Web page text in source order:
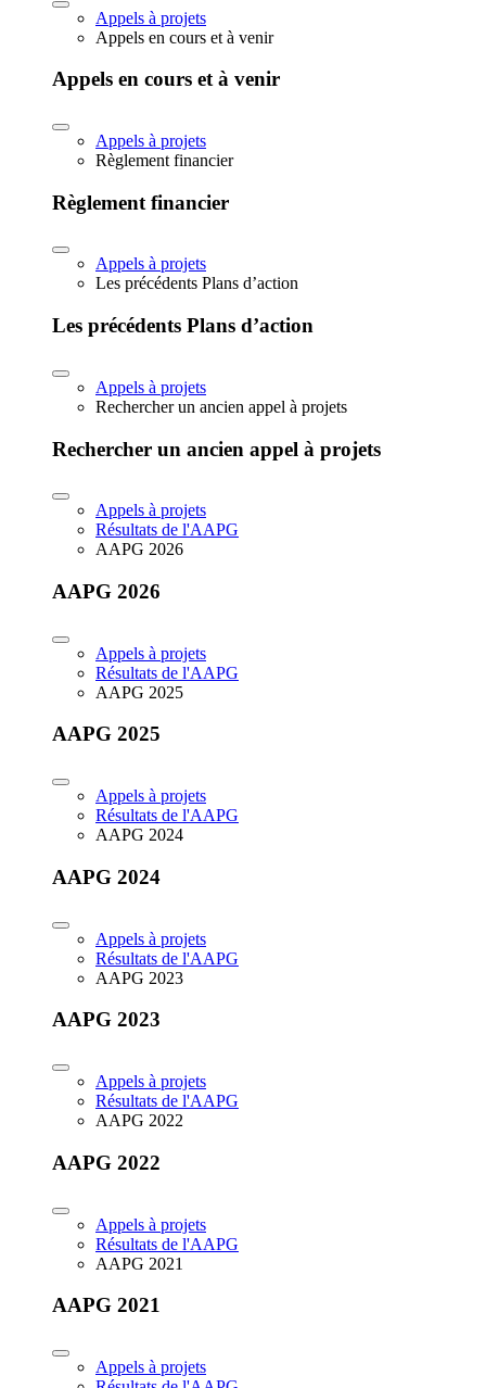
Appels à projets
Appels en cours et à venir
Appels en cours et à venir
Appels à projets
Règlement financier
Règlement financier
Appels à projets
Les précédents Plans d’action
Les précédents Plans d’action
Appels à projets
Rechercher un ancien appel à projets
Rechercher un ancien appel à projets
Appels à projets
Résultats de l'AAPG
AAPG 2026
AAPG 2026
Appels à projets
Résultats de l'AAPG
AAPG 2025
AAPG 2025
Appels à projets
Résultats de l'AAPG
AAPG 2024
AAPG 2024
Appels à projets
Résultats de l'AAPG
AAPG 2023
AAPG 2023
Appels à projets
Résultats de l'AAPG
AAPG 2022
AAPG 2022
Appels à projets
Résultats de l'AAPG
AAPG 2021
AAPG 2021
Appels à projets